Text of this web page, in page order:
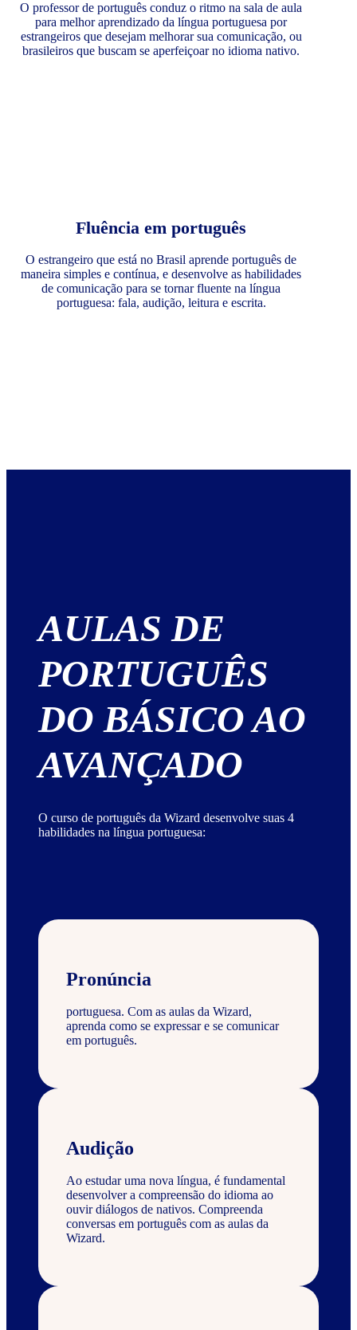
O professor de português conduz o ritmo na sala de aula
para melhor aprendizado da língua portuguesa por
estrangeiros que desejam melhorar sua comunicação, ou
brasileiros que buscam se aperfeiçoar no idioma nativo.
Fluência em português
O estrangeiro que está no Brasil aprende português de
maneira simples e contínua, e desenvolve as habilidades
de comunicação para se tornar fluente na língua
portuguesa: fala, audição, leitura e escrita.
AULAS DE
PORTUGUÊS
DO BÁSICO AO
AVANÇADO
O curso de português da Wizard desenvolve suas 4
habilidades na língua portuguesa:
Pronúncia
portuguesa. Com as aulas da Wizard,
aprenda como se expressar e se comunicar
em português.
Audição
Ao estudar uma nova língua, é fundamental
desenvolver a compreensão do idioma ao
ouvir diálogos de nativos. Compreenda
conversas em português com as aulas da
Wizard.